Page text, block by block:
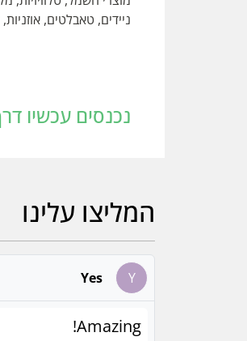
ניידים, טאבלטים,
נכנסים עכשיו דרך
המליצו עלינו
Y
Yes
Amazing!